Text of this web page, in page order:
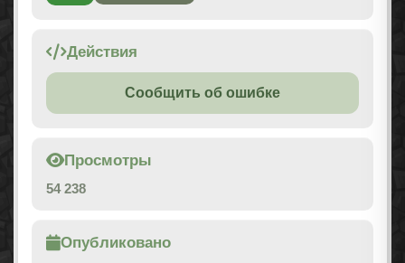
Действия
Сообщить об ошибке
Просмотры
54 238
Опубликовано